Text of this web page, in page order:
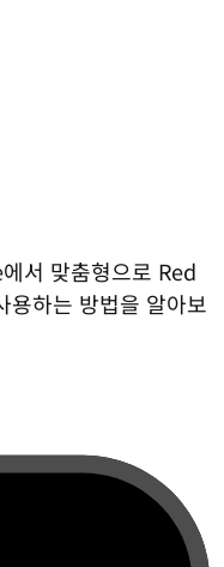
서 맞춤형으로 Red
용하는 방법을 알아보